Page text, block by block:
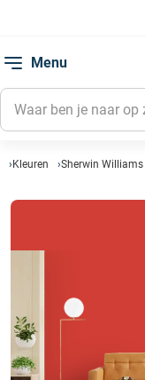
Menu
Kleuren Sherwin Williams